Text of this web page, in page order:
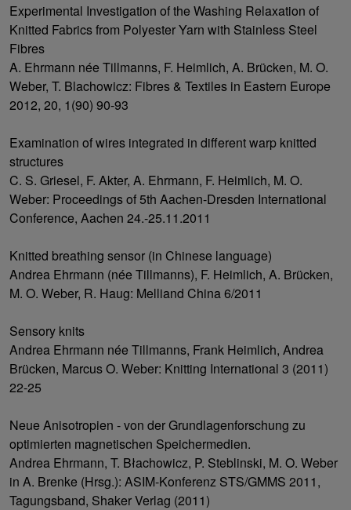
Experimental Investigation of the Washing Relaxation of
Knitted Fabrics from Polyester Yarn with Stainless Steel
Fibres
A. Ehrmann née Tillmanns, F. Heimlich, A. Brücken, M. O.
Weber, T. Blachowicz: Fibres & Textiles in Eastern Europe
2012, 20, 1(90) 90-93
Examination of wires integrated in different warp knitted
structures
C. S. Griesel, F. Akter, A. Ehrmann, F. Heimlich, M. O.
Weber: Proceedings of 5th Aachen-Dresden International
Conference, Aachen 24.-25.11.2011
Knitted breathing sensor (in Chinese language)
Andrea Ehrmann (née Tillmanns), F. Heimlich, A. Brücken,
M. O. Weber, R. Haug: Melliand China 6/2011
Sensory knits
Andrea Ehrmann née Tillmanns, Frank Heimlich, Andrea
Brücken, Marcus O. Weber: Knitting International 3 (2011)
22-25
Neue Anisotropien - von der Grundlagenforschung zu
optimierten magnetischen Speichermedien.
Andrea Ehrmann, T. Błachowicz, P. Steblinski, M. O. Weber
in A. Brenke (Hrsg.): ASIM-Konferenz STS/GMMS 2011,
Tagungsband, Shaker Verlag (2011)